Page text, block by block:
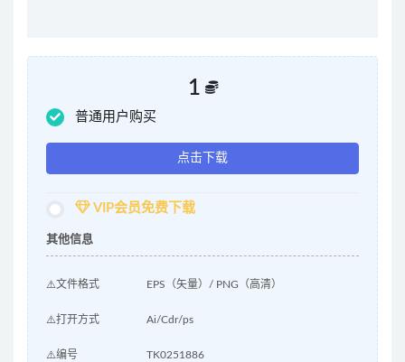
1
普通用户购买
点击下载
VIP会员免费下载
其他信息
⚠️文件格式 EPS（矢量）/ PNG（高清）
⚠️打开方式 Ai/Cdr/ps
⚠️编号 TK0251886